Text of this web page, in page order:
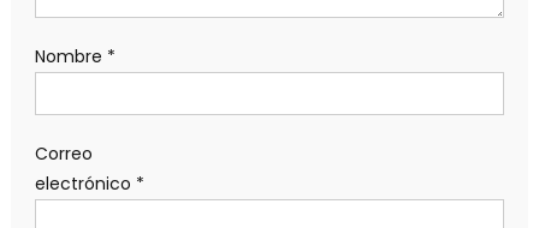
Nombre *
Correo
electrónico *